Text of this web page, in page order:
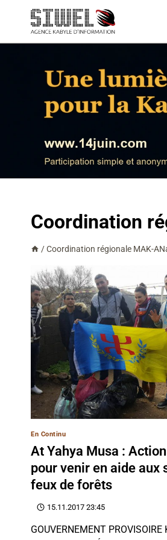
contenu
Coordination
/ Coordination régionale MAK-
En Continu
At Yahya Musa :
pour venir en aide aux
feux de forêts
15.11.2017 23:45
GOUVERNEMENT